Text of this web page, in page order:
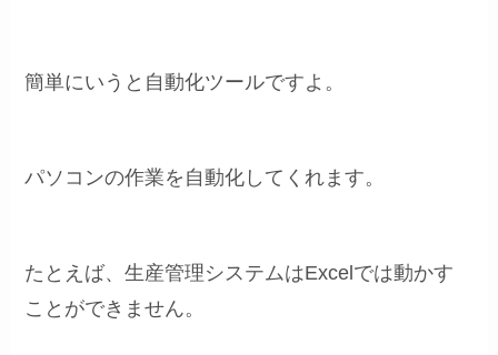
簡単にいうと自動化ツールですよ。
パソコンの作業を自動化してくれます。
たとえば、生産管理システムはExcelでは動かす
ことができません。